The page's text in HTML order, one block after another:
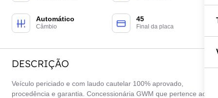
Automático
Câmbio
45
Final da placa
DESCRIÇÃO
Veículo periciado e com laudo cautelar 100% aprovado,
procedência e garantia. Concessionária GWM que pertence ao